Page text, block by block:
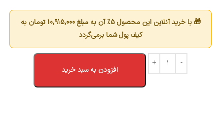
🎁 با خرید آنلاین این محصول 5٪ آن به مبلغ 10,915,000تومان به
کیف پول شما برمی‌گردد
افزودن به سبد خرید